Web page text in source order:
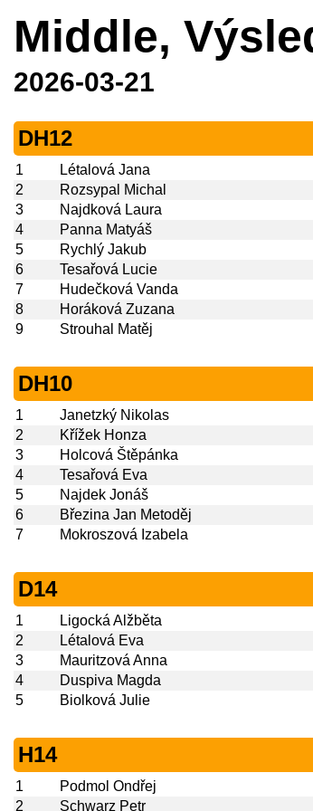
Middle,
2026-03-21
DH12
1
Létalová Jana
2
Rozsypal Michal
3
Najdková Laura
4
Panna Matyáš
5
Rychlý Jakub
6
Tesařová Lucie
7
Hudečková Vanda
8
Horáková Zuzana
9
Strouhal Matěj
DH10
1
Janetzký Nikolas
2
Křížek Honza
3
Holcová Štěpánka
4
Tesařová Eva
5
Najdek Jonáš
6
Březina Jan Metoděj
7
Mokroszová Izabela
D14
1
Ligocká Alžběta
2
Létalová Eva
3
Mauritzová Anna
4
Duspiva Magda
5
Biolková Julie
H14
1
Podmol Ondřej
2
Schwarz Petr